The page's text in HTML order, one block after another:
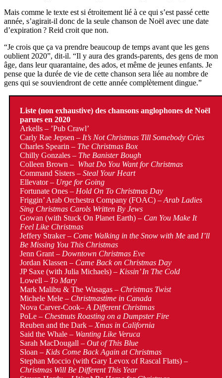
Mais comme le texte est si étroitement lié à ce qui s’est passé cette
année, s’agirait-il donc de la seule chanson de Noël avec une date
d’expiration ? Reid croit que non.
“Je crois que ça va prendre beaucoup de temps avant que les gens
oublient 2020”, dit-il. “Il y aura des grands-parents, des gens de mon
âge, dans leur quarantaine, des ados, et même de jeunes enfants. Je
pense que la durée de vie de cette chanson sera liée au nombre de
gens qui se souviendront de cette année complètement dingue.”
Liste (non exhaustive) des chansons anglophones de Noël
parues en 2020
Arkells – ’Pub Crawl’
Carly Rae Jepsen – It’s Not Christmas Till Somebody Cries
Charles Spearin – The Christmas Box
Chilly Gonzales – The Banister Bough
Colleen Brown – What Do You Want for Christmas
Command Sisters – Steal Your Heart
Ellevator – Urge for Going
Fortunate Ones – Hold On To Christmas Day
Friggin’ Arab Orchestra Company (FOAC) – Arab Ladies
Sing Christmas Carols Written By Jews
Gowan (with Stuck On Planet Earth) – Can You Make It
Feel Like Christmas
Jeffery Straker – Come Walking in the Snow with Me and I’ll
Be Missing You This Christmas
Jenn Grant – Downtown Christmas Eve
Jordan Klassen – Came Back on Christmas Day
JP Saxe (with Julia Michaels) – Kissin’ In The Cold
Lowell – To Mary
Mark Malibu & The Wasagas – Christmas Twist
Michele Mele – Christmastime in Canada
Nova Carver-Cook– A Different Christmas
PoLe – Chestnuts Roasting on a Dumpster Fire
Reuben and the Dark – Xmas in California
Said the Whale – Wanting Like Veruca
Sarah MacDougall – Out of This Blue
Sloan – Kids Come Back Again at Christmas
Stephan Moccio (with Gary Levox of Rascal Flatts) –
Christmas Will Be Different This Year